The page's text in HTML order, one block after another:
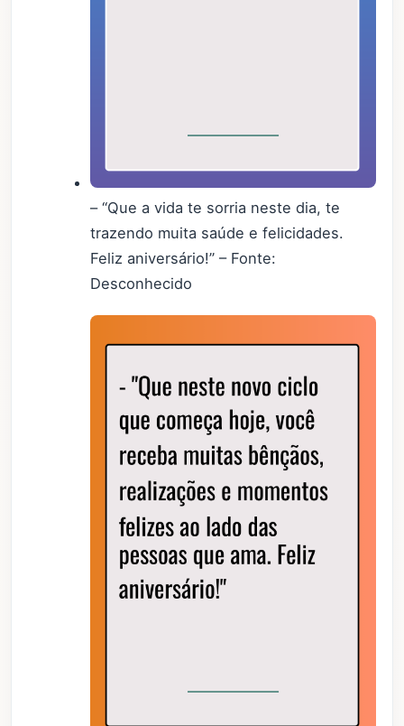
– “Que a vida te sorria neste dia, te
trazendo muita saúde e felicidades.
Feliz aniversário!” – Fonte:
Desconhecido